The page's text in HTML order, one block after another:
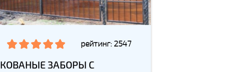
рейтинг: 2547
КОВАНЫЕ ЗАБОРЫ С